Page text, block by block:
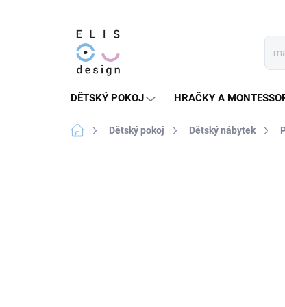
DĚTSKÝ POKOJ HRAČKY A
Domů Dětský pokoj Dětský nábytek